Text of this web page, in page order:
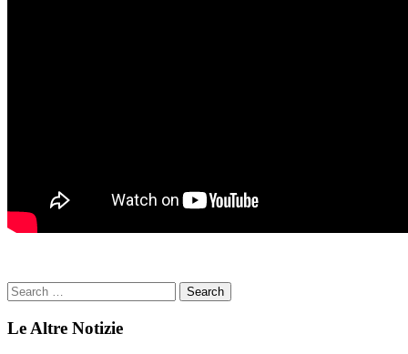
Le Altre Notizie